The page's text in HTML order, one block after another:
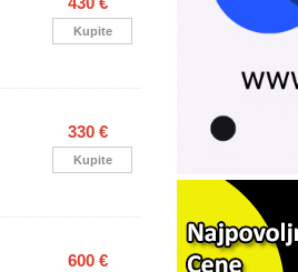
Kupite
330 €
Kupite
600 €